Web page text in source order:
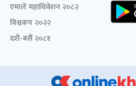
एमाले महाधिवेशन २०८२
विश्वकप २०२२
दशैं-बसैं २०८१